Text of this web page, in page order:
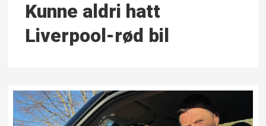
Kunne aldri hatt
Liverpool-rød bil